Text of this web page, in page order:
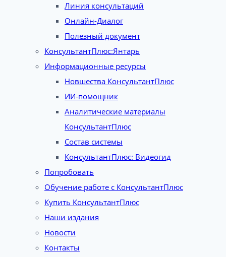
Линия консультаций
Онлайн-Диалог
Полезный документ
КонсультантПлюс:Янтарь
Информационные ресурсы
Новшества КонсультантПлюс
ИИ-помощник
Аналитические материалы
КонсультантПлюс
Состав системы
КонсультантПлюс: Видеогид
Попробовать
Обучение работе с КонсультантПлюс
Купить КонсультантПлюс
Наши издания
Новости
Контакты